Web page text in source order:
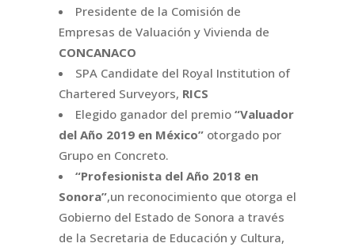
Presidente de la Comisión de
Empresas de Valuación y Vivienda de
CONCANACO
SPA Candidate del Royal Institution of
Chartered Surveyors, RICS
Elegido ganador del premio “Valuador
del Año 2019 en México” otorgado por
Grupo en Concreto.
“Profesionista del Año 2018 en
Sonora”,un reconocimiento que otorga el
Gobierno del Estado de Sonora a través
de la Secretaria de Educación y Cultura,